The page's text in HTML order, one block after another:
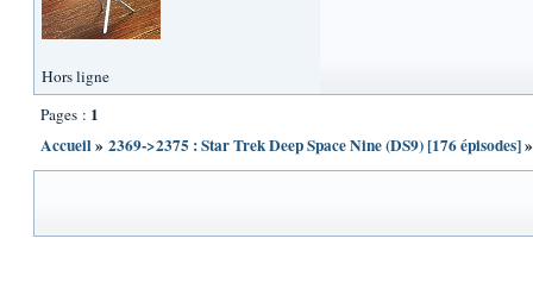
Hors ligne
Pages : 1
Accueil» 2369->2375 : Star Trek Deep Space Nine (DS9) [176 épisodes]